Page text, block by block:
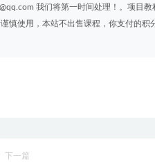
我们将第一时间处理！。项目
慎使用，本站不出售课程，你支付的积
下一篇